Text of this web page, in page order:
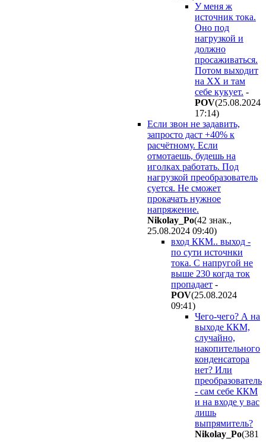
У меня ж
источник тока.
Оно под
нагрузкой и
должно
просаживаться.
Потом выходит
на ХХ и там
себе кукует. -
POV(25.08.2024
17:14)
Если звон не задавить,
запросто даст +40% к
расчётному. Если
отмотаешь, будешь на
иголках работать. Под
нагрузкой преобразователь
суется. Не сможет
прокачать нужное
напряжение.
Nikolay_Po(42 знак.,
25.08.2024 09:40)
вход ККМ.. выход -
по сути источнки
тока. С напругой не
выше 230 когда ток
пропадает -
POV(25.08.2024
09:41)
Чего-чего? А на
выходе ККМ,
случайно,
накопительного
конденсатора
нет? Или
преобразователь
- сам себе ККМ
и на входе у вас
лишь
выпрямитель?
Nikolay_Po(381